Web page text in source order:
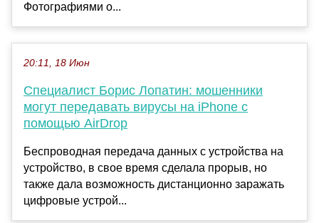
Фотографиями о...
20:11, 18 Июн
Специалист Борис Лопатин: мошенники
могут передавать вирусы на iPhone с
помощью AirDrop
Беспроводная передача данных с устройства на
устройство, в свое время сделала прорыв, но
также дала возможность дистанционно заражать
цифровые устрой...